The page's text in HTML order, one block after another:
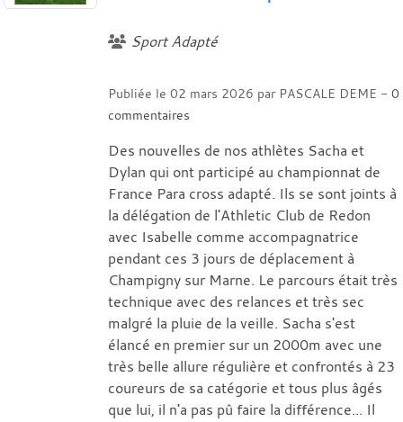
Sport Adapté
Publiée le 02 mars 2026 par PASCALE DEME - 0
commentaires
Des nouvelles de nos athlètes Sacha et
Dylan qui ont participé au championnat de
France Para cross adapté. Ils se sont joints à
la délégation de l'Athletic Club de Redon
avec Isabelle comme accompagnatrice
pendant ces 3 jours de déplacement à
Champigny sur Marne. Le parcours était très
technique avec des relances et très sec
malgré la pluie de la veille. Sacha s'est
élancé en premier sur un 2000m avec une
très belle allure régulière et confrontés à 23
coureurs de sa catégorie et tous plus âgés
que lui, il n'a pas pû faire la différence... Il